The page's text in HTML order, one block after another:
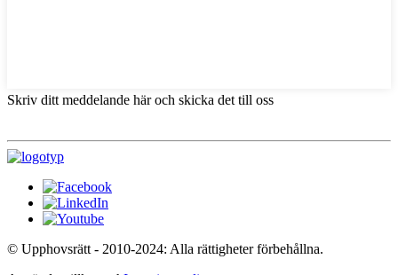
Skriv ditt meddelande här och skicka det till oss
© Upphovsrätt - 2010-2024: Alla rättigheter förbehållna.